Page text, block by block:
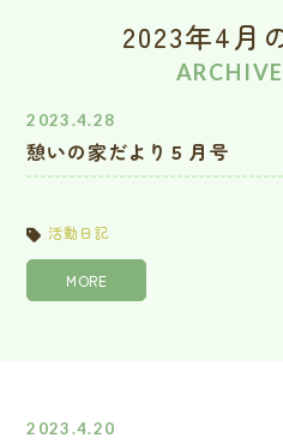
2023年4月
2023.4.28
憩いの家だより５月号
活動日記
MORE
2023.4.20